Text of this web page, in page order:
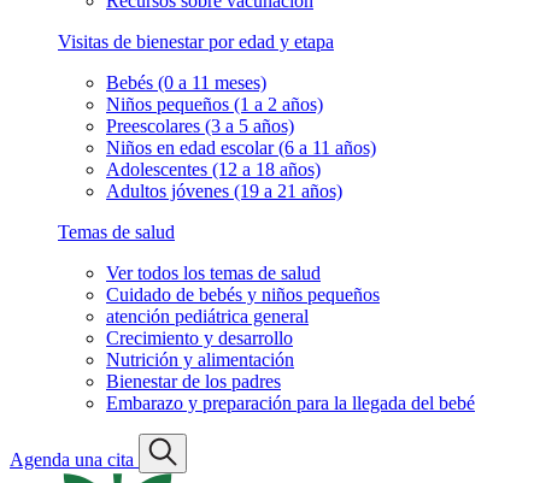
Visitas de bienestar por edad y etapa
Bebés (0 a 11 meses)
Niños pequeños (1 a 2 años)
Preescolares (3 a 5 años)
Niños en edad escolar (6 a 11 años)
Adolescentes (12 a 18 años)
Adultos jóvenes (19 a 21 años)
Temas de salud
Ver todos los temas de salud
Cuidado de bebés y niños pequeños
atención pediátrica general
Crecimiento y desarrollo
Nutrición y alimentación
Bienestar de los padres
Embarazo y preparación para la llegada del bebé
Agenda una cita